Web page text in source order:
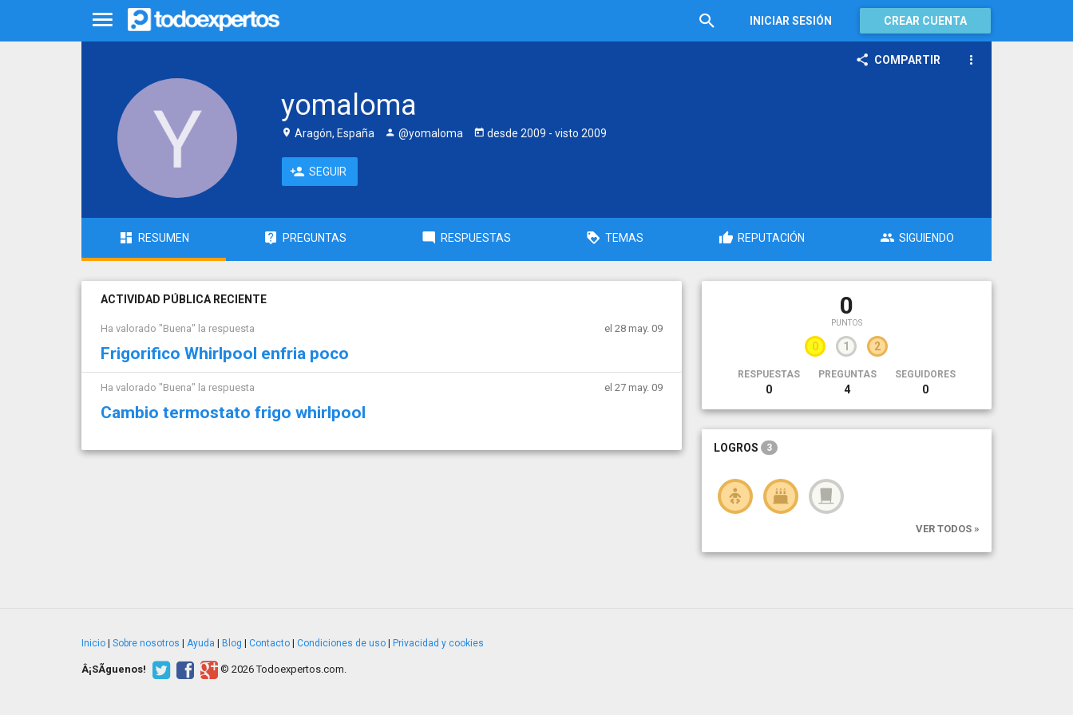
INICIAR SESIÓN CREAR CUENTA
COMPARTIR
yomaloma
Aragón, España @yomaloma desde 2009 - visto 2009
SEGUIR
RESUMEN PREGUNTAS RESPUESTAS TEMAS REPUTACIÓN SIGUIENDO
ACTIVIDAD PÚBLICA RECIENTE
Ha valorado "Buena" la respuesta el 28 may. 09
Frigorifico Whirlpool enfria poco
Ha valorado "Buena" la respuesta el 27 may. 09
Cambio termostato frigo whirlpool
0
PUNTOS
0 1 2
RESPUESTAS
0
PREGUNTAS
4
SEGUIDORES
0
LOGROS 3
VER TODOS »
Inicio Sobre nosotros Ayuda Blog Contacto Condiciones de uso Privacidad y cookies
Â¡SÃ­guenos! © 2026 Todoexpertos.com.